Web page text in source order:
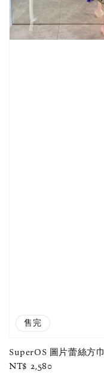
售完
SuperOS 圖片蕾絲方巾
Regular
NT$ 2,580